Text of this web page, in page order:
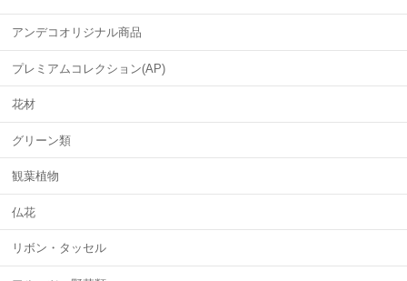
アンデコオリジナル商品
プレミアムコレクション(AP)
花材
グリーン類
観葉植物
仏花
リボン・タッセル